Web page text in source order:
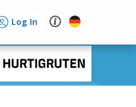
Log In